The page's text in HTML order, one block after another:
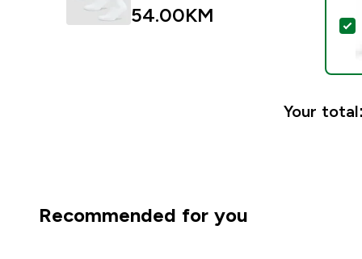
54.00KM‎
Your
Recommended for you